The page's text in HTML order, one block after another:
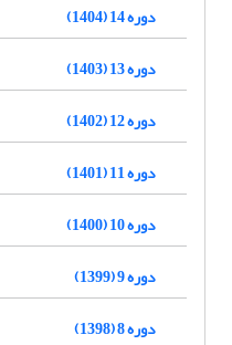
دوره 14 (1404)
دوره 13 (1403)
دوره 12 (1402)
دوره 11 (1401)
دوره 10 (1400)
دوره 9 (1399)
دوره 8 (1398)